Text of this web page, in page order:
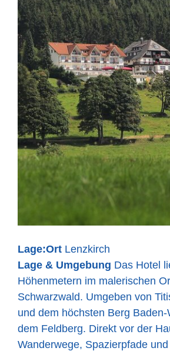
Lage:Ort Lenzkirch
Lage & Umgebung Das Hotel
Höhenmetern im malerischen
Schwarzwald. Umgeben von
und dem höchsten Berg
dem Feldberg. Direkt vor der
Wanderwege, Spazierpfade